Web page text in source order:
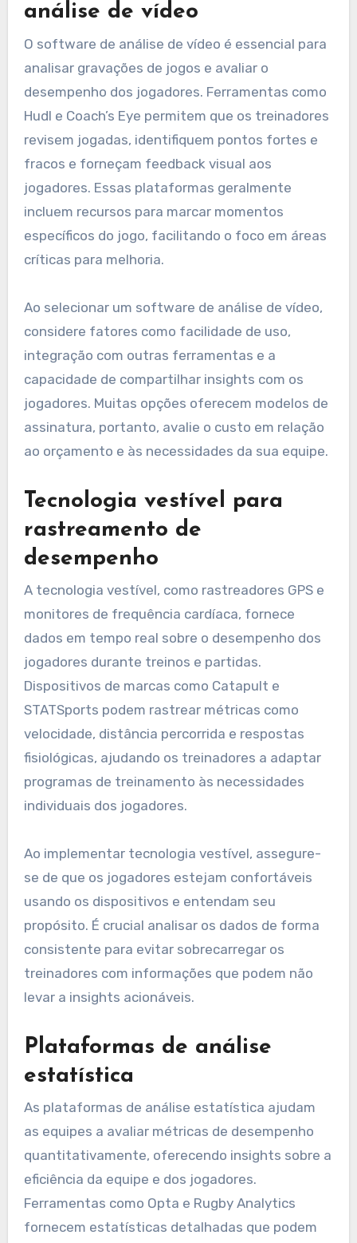
análise de vídeo
O software de análise de vídeo é essencial para
analisar gravações de jogos e avaliar o
desempenho dos jogadores. Ferramentas como
Hudl e Coach’s Eye permitem que os treinadores
revisem jogadas, identifiquem pontos fortes e
fracos e forneçam feedback visual aos
jogadores. Essas plataformas geralmente
incluem recursos para marcar momentos
específicos do jogo, facilitando o foco em áreas
críticas para melhoria.
Ao selecionar um software de análise de vídeo,
considere fatores como facilidade de uso,
integração com outras ferramentas e a
capacidade de compartilhar insights com os
jogadores. Muitas opções oferecem modelos de
assinatura, portanto, avalie o custo em relação
ao orçamento e às necessidades da sua equipe.
Tecnologia vestível para
rastreamento de
desempenho
A tecnologia vestível, como rastreadores GPS e
monitores de frequência cardíaca, fornece
dados em tempo real sobre o desempenho dos
jogadores durante treinos e partidas.
Dispositivos de marcas como Catapult e
STATSports podem rastrear métricas como
velocidade, distância percorrida e respostas
fisiológicas, ajudando os treinadores a adaptar
programas de treinamento às necessidades
individuais dos jogadores.
Ao implementar tecnologia vestível, assegure-
se de que os jogadores estejam confortáveis
usando os dispositivos e entendam seu
propósito. É crucial analisar os dados de forma
consistente para evitar sobrecarregar os
treinadores com informações que podem não
levar a insights acionáveis.
Plataformas de análise
estatística
As plataformas de análise estatística ajudam
as equipes a avaliar métricas de desempenho
quantitativamente, oferecendo insights sobre a
eficiência da equipe e dos jogadores.
Ferramentas como Opta e Rugby Analytics
fornecem estatísticas detalhadas que podem